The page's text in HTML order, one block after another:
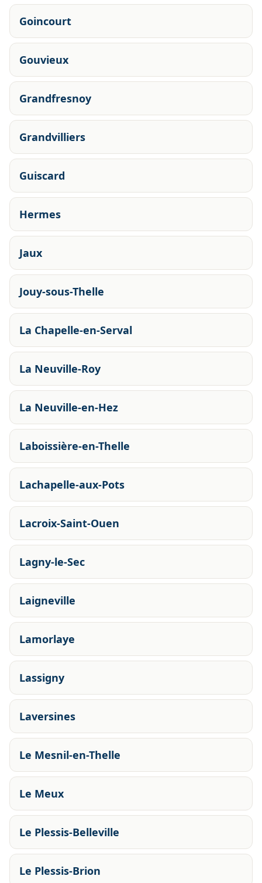
Goincourt
Gouvieux
Grandfresnoy
Grandvilliers
Guiscard
Hermes
Jaux
Jouy-sous-Thelle
La Chapelle-en-Serval
La Neuville-Roy
La Neuville-en-Hez
Laboissière-en-Thelle
Lachapelle-aux-Pots
Lacroix-Saint-Ouen
Lagny-le-Sec
Laigneville
Lamorlaye
Lassigny
Laversines
Le Mesnil-en-Thelle
Le Meux
Le Plessis-Belleville
Le Plessis-Brion